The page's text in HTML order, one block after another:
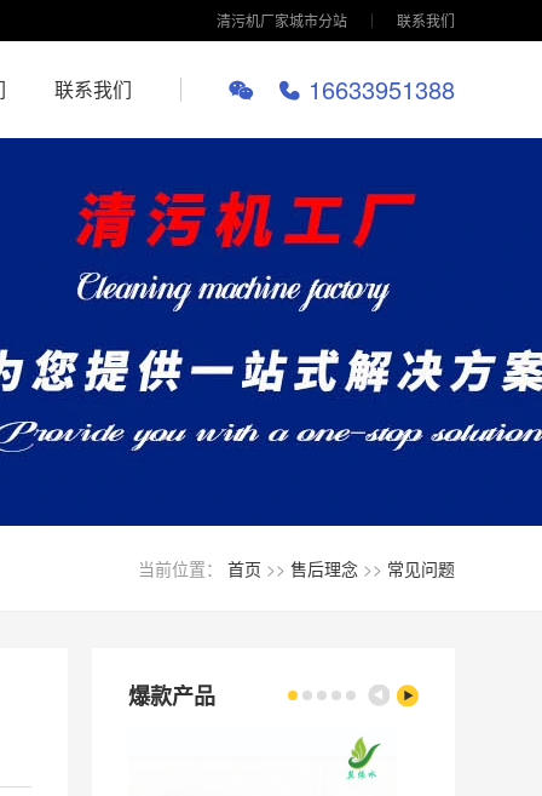
清污机厂家城市分站 联系我们
16633951388
联系我们
当前位置： 首页 >> 售后理念 >> 常见问题
爆款产品